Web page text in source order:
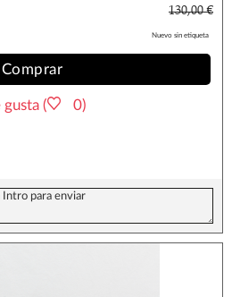
130,00 €
Nuevo sin etiqueta
Comprar
gusta ( 0)